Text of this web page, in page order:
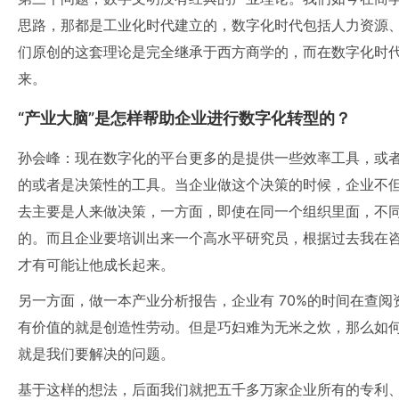
思路，那都是工业化时代建立的，数字化时代包括人力资源
们原创的这套理论是完全继承于西方商学的，而在数字化时
来。
“产业大脑”是怎样帮助企业进行数字化转型的？
孙会峰：现在数字化的平台更多的是提供一些效率工具，或
的或者是决策性的工具。当企业做这个决策的时候，企业
去主要是人来做决策，一方面，即使在同一个组织里面，不
的。而且企业要培训出来一个高水平研究员，根据过去我
才有可能让他成长起来。
另一方面，做一本产业分析报告，企业有 70%的时间在查
有价值的就是创造性劳动。但是巧妇难为无米之炊，那么如
就是我们要解决的问题。
基于这样的想法，后面我们就把五千多万家企业所有的专利